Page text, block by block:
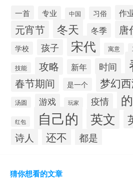
一首 专业 中国 习俗 作
元宵节 冬天 冬季 唐
学校
孩子 宋代 寓意
技能 攻略 新年 时间
春节期间 是一个 梦幻
汤圆 游戏 玩家 疫情
红包 自己的 英文
诗人 还不 都是
猜你想看的文章